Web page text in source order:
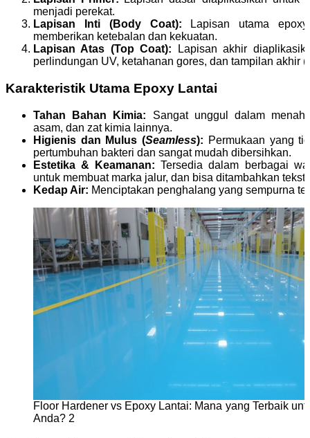
menjadi perekat.
Lapisan Inti (Body Coat): Lapisan utama
memberikan ketebalan dan kekuatan.
Lapisan Atas (Top Coat): Lapisan akhir
perlindungan UV, ketahanan gores, dan tampilan akhir
Karakteristik Utama Epoxy Lantai
Tahan Bahan Kimia: Sangat unggul dalam
asam, dan zat kimia lainnya.
Higienis dan Mulus (Seamless): Permukaan yang
pertumbuhan bakteri dan sangat mudah dibersihkan.
Estetika & Keamanan: Tersedia dalam berbagai
untuk membuat marka jalur, dan bisa ditambahkan
Kedap Air: Menciptakan penghalang yang sempurna
Floor Hardener vs Epoxy Lantai: Mana yang Terbaik
Anda? 2